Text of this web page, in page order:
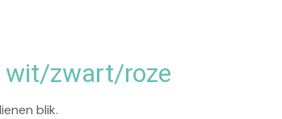
wit/zwart/roze
blik.